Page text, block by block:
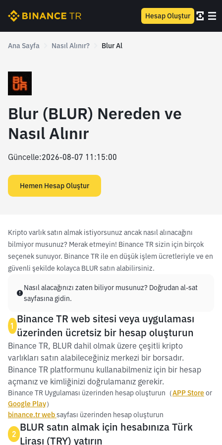
Hesap Oluştur
Ana Sayfa Nasıl Alınır? Blur Al
Blur (BLUR) Nereden ve
Nasıl Alınır
Güncelle:2026-08-07 11:15:00
Hemen Hesap Oluştur
Kripto varlık satın almak istiyorsunuz ancak nasıl alınacağını
bilmiyor musunuz? Merak etmeyin! Binance TR sizin için birçok
seçenek sunuyor. Binance TR ile en düşük işlem ücretleriyle ve en
güvenli şekilde kolayca BLUR satın alabilirsiniz.
Nasıl alacağınızı zaten biliyor musunuz? Doğrudan al-sat
sayfasına gidin.
1
Binance TR web sitesi veya uygulaması
üzerinden ücretsiz bir hesap oluşturun
Binance TR, BLUR dahil olmak üzere çeşitli kripto
varlıkları satın alabileceğiniz merkezi bir borsadır.
Binance TR platformunu kullanabilmeniz için bir hesap
açmanız ve kimliğinizi doğrulamanız gerekir.
Binance TR Uygulaması üzerinden hesap oluşturun（APP Storeor
Google Play）
binance.tr websayfası üzerinden hesap oluşturun
2
BLUR satın almak için hesabınıza Türk
Lirası (TRY) yatırın